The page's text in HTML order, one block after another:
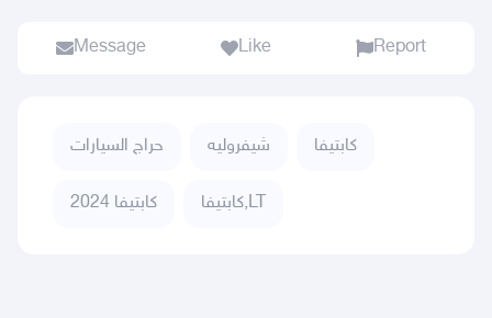
Message Like Report
حراج السيارات شيفروليه كابتيفا
كابتيفا 2024 كابتيفا,LT